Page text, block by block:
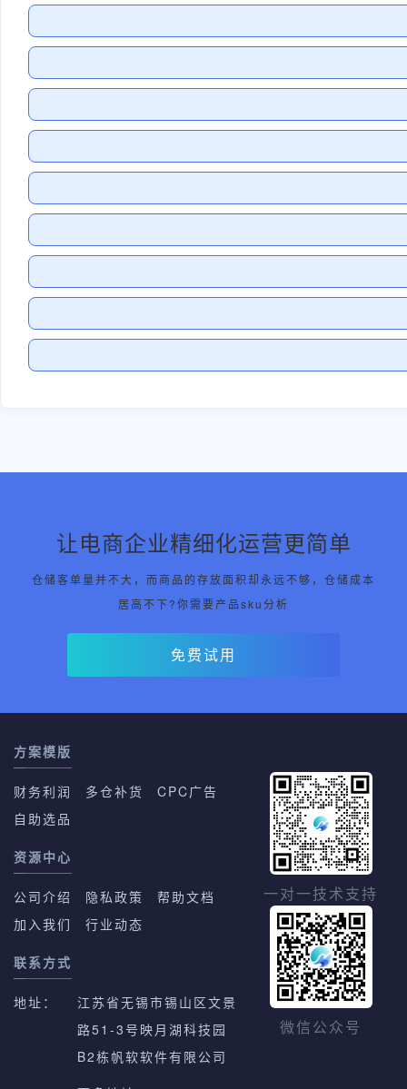
让电商企业精细化运营更简单
仓储客单量并不大，而商品的存放面积却永远不够，仓储成本
居高不下?你需要产品sku分析
免费试用
方案模版
财务利润 多仓补货
CPC广告
自助选品
资源中心
公司介绍 隐私政策
帮助文档
加入我们
行业动态
联系方式
地址：
江苏省无锡市锡山区文景
路51-3号映月湖科技园
B2栋帆软软件有限公司
一对一技术支持
微信公众号